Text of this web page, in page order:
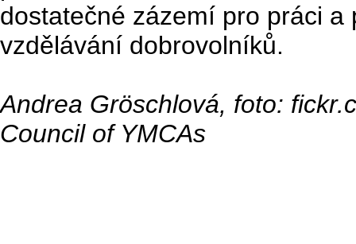
dostatečné zázemí pro práci
vzdělávání dobrovolníků.
Andrea Gröschlová, foto:
Council of YMCAs